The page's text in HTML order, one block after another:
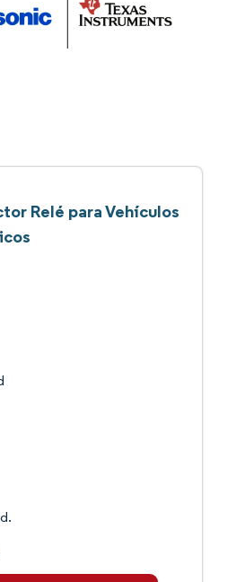
Relé para Vehículos